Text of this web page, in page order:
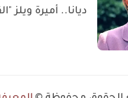
ديانا.. أميرة ويلز